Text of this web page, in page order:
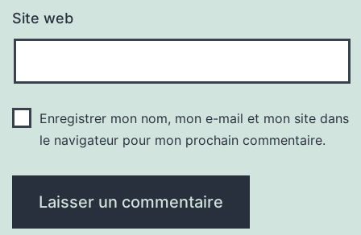
Site web
Enregistrer mon nom, mon e-mail et mon site dans
le navigateur pour mon prochain commentaire.